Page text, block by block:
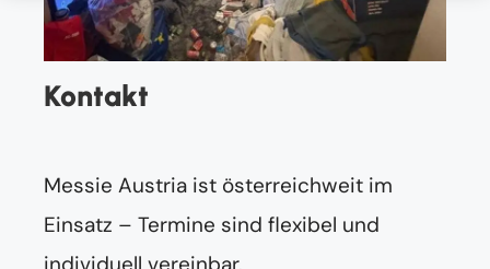
Kontakt
Messie Austria ist österreichweit im
Einsatz – Termine sind flexibel und